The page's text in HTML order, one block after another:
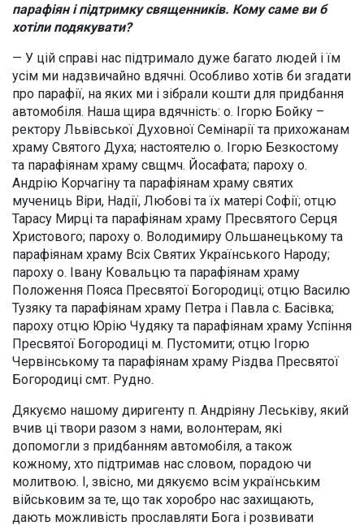
парафіян і підтримку священників. Кому саме ви б
хотіли подякувати?
— У цій справі нас підтримало дуже багато людей і їм
усім ми надзвичайно вдячні. Особливо хотів би згадати
про парафії, на яких ми і зібрали кошти для придбання
автомобіля. Наша щира вдячність: о. Ігорю Бойку –
ректору Львівської Духовної Семінарії та прихожанам
храму Святого Духа; настоятелю о. Ігорю Безкостому
та парафіянам храму свщмч. Йосафата; пароху о.
Андрію Корчагіну та парафіянам храму святих
мучениць Віри, Надії, Любові та їх матері Софії; отцю
Тарасу Мирці та парафіянам храму Пресвятого Серця
Христового; пароху о. Володимиру Ольшанецькому та
парафіянам храму Всіх Святих Українського Народу;
пароху о. Івану Ковальцю та парафіянам храму
Положення Пояса Пресвятої Богородиці; отцю Василю
Тузяку та парафіянам храму Петра і Павла с. Басівка;
пароху отцю Юрію Чудяку та парафіянам храму Успіння
Пресвятої Богородиці м. Пустомити; отцю Ігорю
Червінському та парафіянам храму Різдва Пресвятої
Богородиці смт. Рудно.
Дякуємо нашому диригенту п. Андріяну Леськіву, який
вчив ці твори разом з нами, волонтерам, які
допомогли з придбанням автомобіля, а також
кожному, хто підтримав нас словом, порадою чи
молитвою. І, звісно, ми дякуємо всім українським
військовим за те, що так хоробро нас захищають,
дають можливість прославляти Бога і розвивати